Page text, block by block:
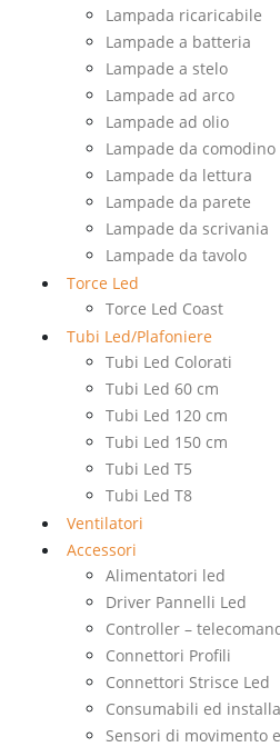
Lampada ricaricabile
Lampade a batteria
Lampade a stelo
Lampade ad arco
Lampade ad olio
Lampade da comodino
Lampade da lettura
Lampade da parete
Lampade da scrivania
Lampade da tavolo
Torce Led
Torce Led Coast
Tubi Led/Plafoniere
Tubi Led Colorati
Tubi Led 60 cm
Tubi Led 120 cm
Tubi Led 150 cm
Tubi Led T5
Tubi Led T8
Ventilatori
Accessori
Alimentatori led
Driver Pannelli Led
Controller –
Connettori Profili
Connettori Strisce Led
Consumabili ed
Sensori di movimento